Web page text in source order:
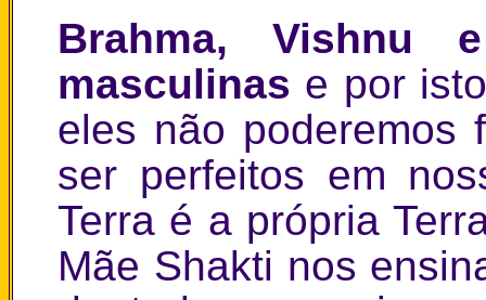
Brahma, Vishnu
masculinas e por
eles não poderemos
ser perfeitos em
Terra é a própria
Mãe Shakti nos